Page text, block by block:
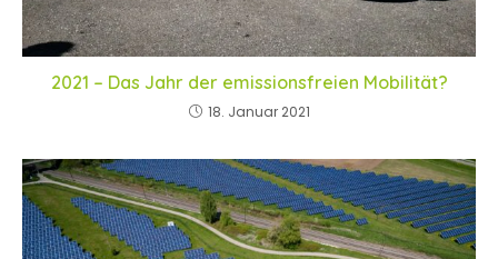
2021 – Das Jahr der emissionsfreien Mobilität?
18. Januar 2021